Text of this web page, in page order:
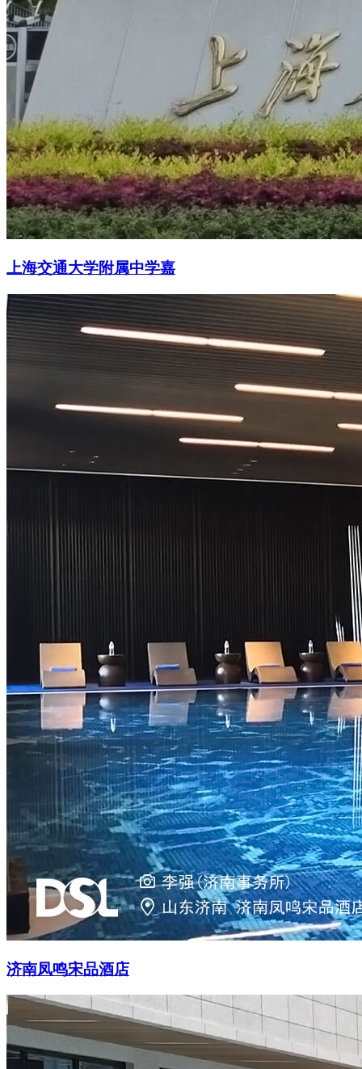
上海交通大学附属中学嘉
济南凤鸣宋品酒店